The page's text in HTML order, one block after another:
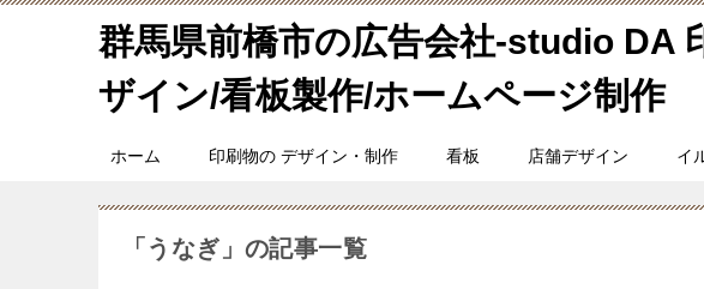
群馬県前橋市の広告会社-studio DA
ザイン/看板製作/ホームページ制作
ホーム 印刷物の デザイン・制作 看板 店舗デザイン イ
「うなぎ」の記事一覧